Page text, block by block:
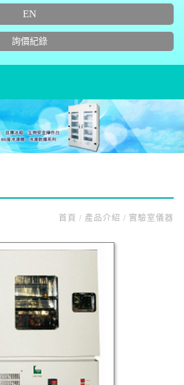
EN
詢價紀錄
首頁 / 產品介紹 / 實驗室儀器